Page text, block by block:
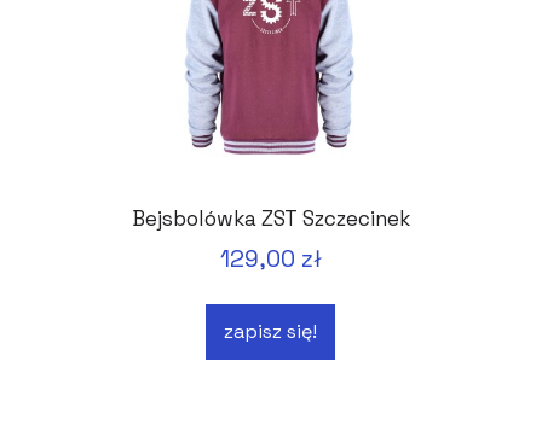
Bejsbolówka ZST Szczecinek
129,00 zł
zapisz się!